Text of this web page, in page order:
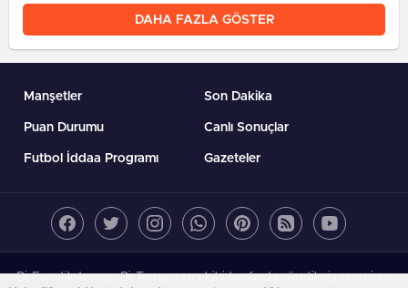
uyuyamıyorum
DAHA FAZLA GÖSTER
Manşetler Son Dakika
Puan Durumu Canlı Sonuçlar
Futbol İddaa Programı Gazeteler
BirFanatik teması BirTema.com ekibi tarafından üretilmiş premium